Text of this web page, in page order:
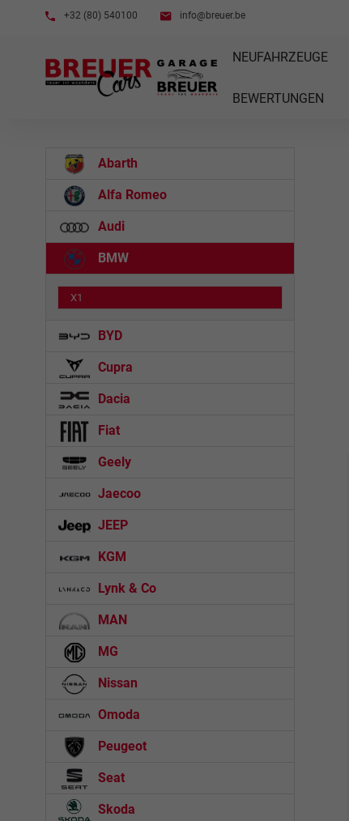
+32 (80) 540100 info@breuer.be
NEUFAHRZEUGE
BEWERTUNGEN
Abarth
Alfa Romeo
Audi
BMW
X1
BYD
Cupra
Dacia
Fiat
Geely
Jaecoo
JEEP
KGM
Lynk & Co
MAN
MG
Nissan
Omoda
Peugeot
Seat
Skoda